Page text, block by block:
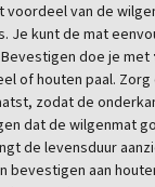
voordeel van de
Je kunt de mat
doe je met
of houten paal.
zodat de
dat de wilgenmat
de levensduur
bevestigen aan